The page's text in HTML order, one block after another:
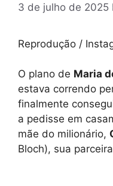
3 de julho de 2025
Reprodução /
O plano de Maria
estava correndo
finalmente
a pedisse em
mãe do milionário,
Bloch), sua